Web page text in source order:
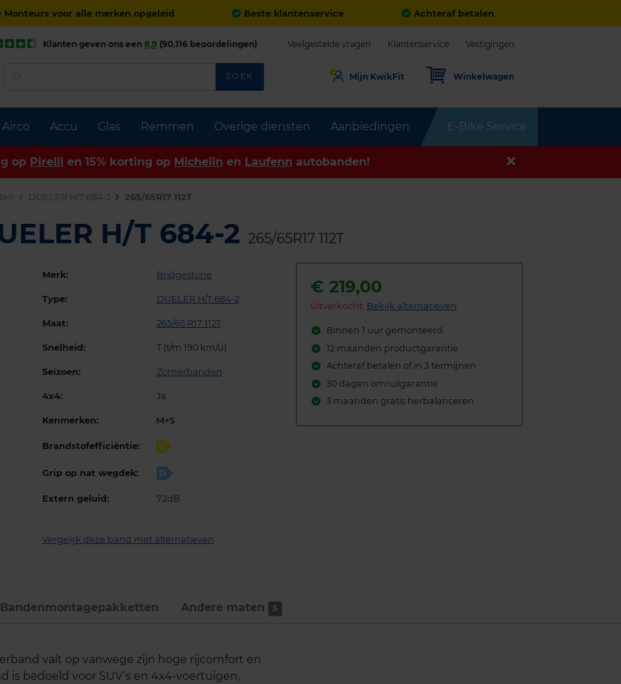
Monteurs voor alle merken opgeleid Beste klantenservice Achteraf betalen
Airco Accu Glas Remmen Overige diensten Aanbiedingen E-Bike Service
Klanten geven ons een 8,9 (90.116 beoordelingen) Veelgestelde vragen Klantenservice Vestigingen
ZOEK Mijn KwikFit Winkelwagen
op Pirelli en 15% korting op Michelin en Laufenn autobanden!
DUELER H/T 684-2 265/65R17 112T
H/T 684-2 265/65R17 112T
Merk: Bridgestone
Type: DUELER H/T 684-2
Maat: 265/65 R17 112T
Snelheid: T (t/m 190 km/u)
Seizoen: Zomerbanden
4x4: Ja
Kenmerken:
Brandstofefficiëntie: C
Grip op nat wegdek: D
Extern geluid: 72dB
Vergelijk deze band met alternatieven
€219,00
Uitverkocht: Bekijk alternatieven
Binnen 1 uur gemonteerd
12 maanden productgarantie
Achteraf betalen of in 3 termijnen
30 dagen omruilgarantie
3 maanden gratis herbalanceren
Bandenmontage­pakketten Andere maten 5
valt op vanwege zijn hoge rijcomfort en
is bedoeld voor SUV’s en 4x4-voertuigen,